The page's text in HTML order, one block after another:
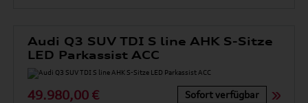
Audi Q3 SUV TDI S line AHK S-Sitze
LED Parkassist ACC
49.980,00 € Sofort verfügbar